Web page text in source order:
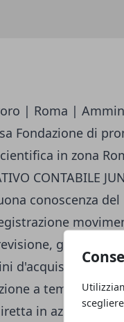
| Roma |
Fondazione di
in zona
CONTABILE
conoscenza
gestione
d'acquisto,
a tempo
in azienda.